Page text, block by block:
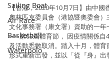
Sailing Boat
Air Race
Basketball
Waterpolo
【香港，2020年10月7日】由中國
奧林匹克委員會（港協暨奧委會）
文化事務署（康文署）資助的一年
── 第63屆體育節， 因疫情關係自
及活動悉數取消。踏入十月，體育
形式重新出發，並以「從『身』出